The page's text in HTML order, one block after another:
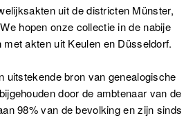
uit de districten Münster,
hopen onze collectie in de nabije
akten uit Keulen en Düsseldorf.
uitstekende bron van genealogische
door de ambtenaar van de
98% van de bevolking en zijn sinds